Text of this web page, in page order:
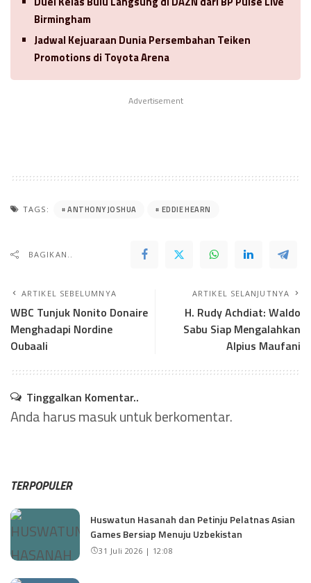
Birmingham
Jadwal Kejuaraan Dunia Persembahan Teiken
Promotions di Toyota Arena
Advertisement
TAGS: ANTHONY JOSHUA EDDIE HEARN
BAGIKAN..
ARTIKEL SEBELUMNYA
WBC Tunjuk Nonito Donaire
Menghadapi Nordine
Oubaali
ARTIKEL SELANJUTNYA
H. Rudy Achdiat: Waldo
Sabu Siap Mengalahkan
Alpius Maufani
Tinggalkan Komentar..
Anda harusmasukuntuk berkomentar.
TERPOPULER
Huswatun Hasanah dan Petinju Pelatnas Asian
Games Bersiap Menuju Uzbekistan
31 Juli 2026 | 12:08